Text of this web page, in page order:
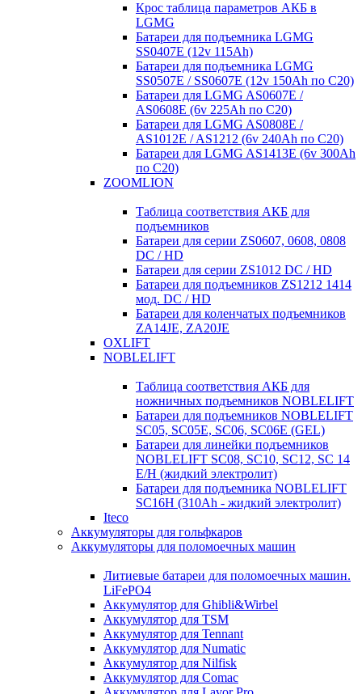
Крос таблица параметров АКБ в
LGMG
Батареи для подъемника LGMG
SS0407E (12v 115Ah)
Батареи для подъемника LGMG
SS0507E / SS0607E (12v 150Ah по С20)
Батареи для LGMG AS0607E /
AS0608E (6v 225Ah по С20)
Батареи для LGMG AS0808E /
AS1012E / AS1212 (6v 240Ah по С20)
Батареи для LGMG AS1413E (6v 300Ah
по С20)
ZOOMLION
Таблица соответствия АКБ для
подъемников
Батареи для серии ZS0607, 0608, 0808
DC / HD
Батареи для серии ZS1012 DC / HD
Батареи для подъемников ZS1212 1414
мод. DC / HD
Батареи для коленчатых подъемников
ZA14JE, ZA20JE
OXLIFT
NOBLELIFT
Таблица соответствия АКБ для
ножничных подъемников NOBLELIFT
Батареи для подъемников NOBLELIFT
SC05, SC05E, SC06, SC06E (GEL)
Батареи для линейки подъемников
NOBLELIFT SC08, SC10, SC12, SC 14
E/H (жидкий электролит)
Батареи для подъемника NOBLELIFT
SC16H (310Ah - жидкий электролит)
Iteco
Аккумуляторы для гольфкаров
Аккумуляторы для поломоечных машин
Литиевые батареи для поломоечных машин.
LiFePO4
Аккумулятор для Ghibli&Wirbel
Аккумулятор для TSM
Аккумулятор для Tennant
Аккумулятор для Numatic
Аккумулятор для Nilfisk
Аккумулятор для Comac